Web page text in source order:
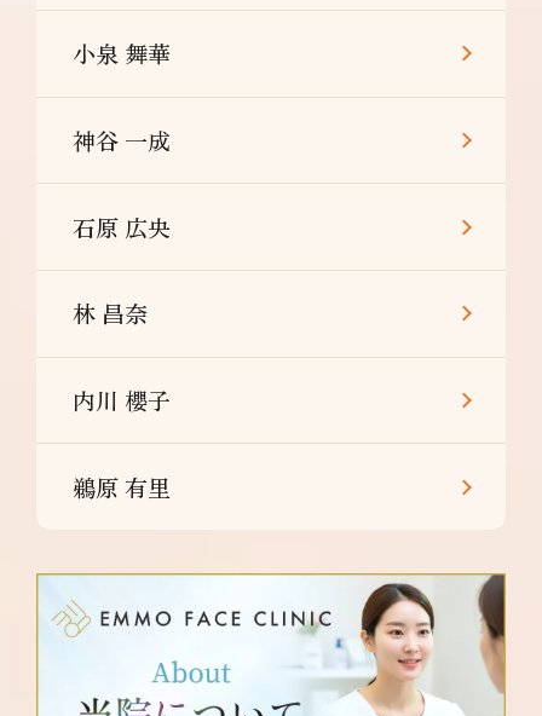
小泉 舞華
神谷 一成
石原 広央
林 昌奈
内川 櫻子
鵜原 有里